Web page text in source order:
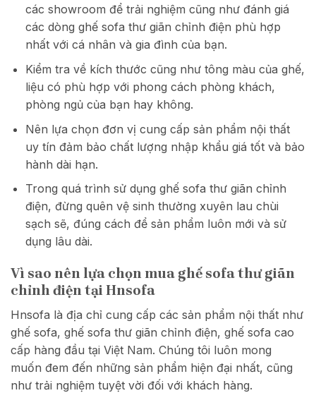
các showroom để trải nghiệm cũng như đánh giá
các dòng ghế sofa thư giãn chỉnh điện phù hợp
nhất với cá nhân và gia đình của bạn.
Kiểm tra về kích thước cũng như tông màu của ghế,
liệu có phù hợp với phong cách phòng khách,
phòng ngủ của bạn hay không.
Nên lựa chọn đơn vị cung cấp sản phẩm nội thất
uy tín đảm bảo chất lượng nhập khẩu giá tốt và bảo
hành dài hạn.
Trong quá trình sử dụng ghế sofa thư giãn chỉnh
điện, đừng quên vệ sinh thường xuyên lau chùi
sạch sẽ, đúng cách để sản phẩm luôn mới và sử
dụng lâu dài.
Vì sao nên lựa chọn mua ghế sofa thư giãn
chỉnh điện tại Hnsofa
Hnsofa là địa chỉ cung cấp các sản phẩm nội thất như
ghế sofa, ghế sofa thư giãn chỉnh điện, ghế sofa cao
cấp hàng đầu tại Việt Nam. Chúng tôi luôn mong
muốn đem đến những sản phẩm hiện đại nhất, cũng
như trải nghiệm tuyệt vời đối với khách hàng.